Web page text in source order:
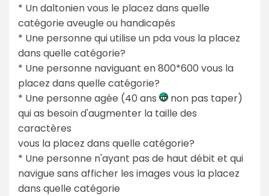
* Un daltonien vous le placez dans quelle
catégorie aveugle ou handicapés
* Une personne qui utilise un pda vous la placez
dans quelle catégorie?
* Une personne naviguant en 800*600 vous la
placez dans quelle catégorie?
* Une personne agée (40 ans
non pas taper)
qui as besoin d'augmenter la taille des
caractères
vous la placez dans quelle catégorie?
* Une personne n'ayant pas de haut débit et qui
navigue sans afficher les images vous la placez
dans quelle catégorie